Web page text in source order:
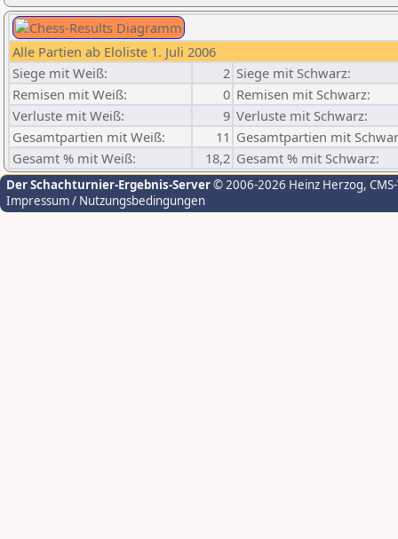
Alle Partien ab Eloliste 1. Juli 2006
Siege mit Weiß:
2 Siege mit Schwarz:
Remisen mit Weiß:
0 Remisen mit Schwarz:
Verluste mit Weiß:
9 Verluste mit Schwarz:
Gesamtpartien mit Weiß:
11 Gesamtpartien mit
Gesamt % mit Weiß:
18,2 Gesamt % mit Schwarz:
Der Schachturnier-Ergebnis-Server© 2006-2026 Heinz Herzog,
Impressum / Nutzungsbedingungen